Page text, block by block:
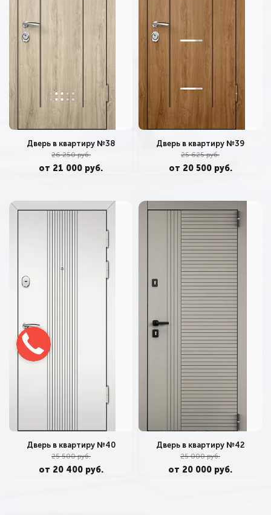
Дверь в квартиру №38
26 250 руб.
от 21 000 руб.
Дверь в квартиру №39
25 625 руб.
от 20 500 руб.
Дверь в квартиру №40
25 500 руб.
от 20 400 руб.
Дверь в квартиру №42
25 000 руб.
от 20 000 руб.